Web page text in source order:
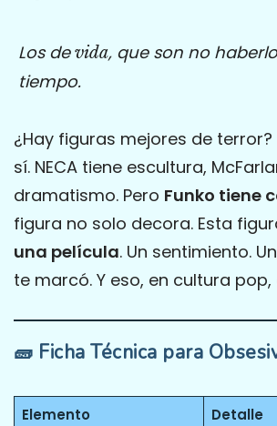
Los devida, que son no
tiempo.
¿Hay figuras mejores de
sí. NECA tiene escultura,
dramatismo. Pero Funko tiene
figura no solo decora. Esta
una película. Un sentimiento.
te marcó. Y eso, en cultura pop,
🧱 Ficha Técnica para
Elemento Detalle